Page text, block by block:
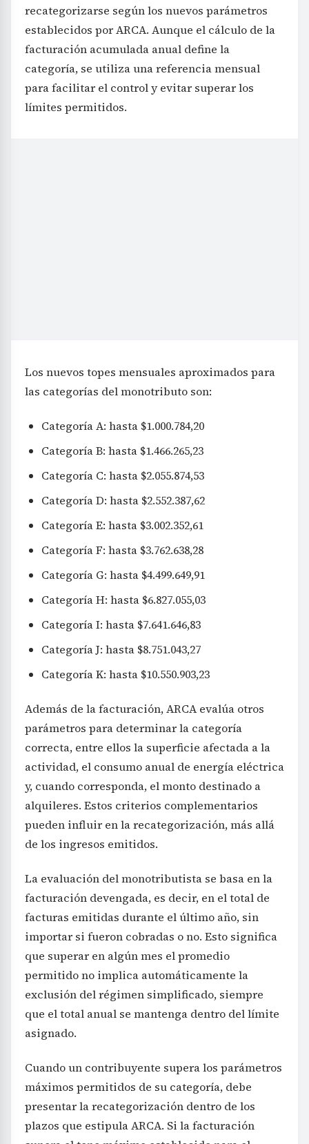
recategorizarse según los nuevos parámetros
establecidos por ARCA. Aunque el cálculo de la
facturación acumulada anual define la
categoría, se utiliza una referencia mensual
para facilitar el control y evitar superar los
límites permitidos.
Los nuevos topes mensuales aproximados para
las categorías del monotributo son:
Categoría A: hasta $1.000.784,20
Categoría B: hasta $1.466.265,23
Categoría C: hasta $2.055.874,53
Categoría D: hasta $2.552.387,62
Categoría E: hasta $3.002.352,61
Categoría F: hasta $3.762.638,28
Categoría G: hasta $4.499.649,91
Categoría H: hasta $6.827.055,03
Categoría I: hasta $7.641.646,83
Categoría J: hasta $8.751.043,27
Categoría K: hasta $10.550.903,23
Además de la facturación, ARCA evalúa otros
parámetros para determinar la categoría
correcta, entre ellos la superficie afectada a la
actividad, el consumo anual de energía eléctrica
y, cuando corresponda, el monto destinado a
alquileres. Estos criterios complementarios
pueden influir en la recategorización, más allá
de los ingresos emitidos.
La evaluación del monotributista se basa en la
facturación devengada, es decir, en el total de
facturas emitidas durante el último año, sin
importar si fueron cobradas o no. Esto significa
que superar en algún mes el promedio
permitido no implica automáticamente la
exclusión del régimen simplificado, siempre
que el total anual se mantenga dentro del límite
asignado.
Cuando un contribuyente supera los parámetros
máximos permitidos de su categoría, debe
presentar la recategorización dentro de los
plazos que estipula ARCA. Si la facturación